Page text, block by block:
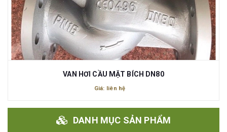
VAN HƠI CẦU MẶT BÍCH DN80
Giá: liên hệ
DANH MỤC SẢN PHẨM